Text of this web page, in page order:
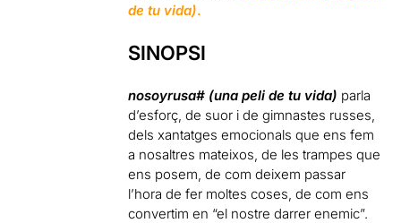
de tu vida).
SINOPSI
nosoyrusa# (una peli de tu vida) parla
d’esforç, de suor i de gimnastes russes,
dels xantatges emocionals que ens fem
a nosaltres mateixos, de les trampes que
ens posem, de com deixem passar
l’hora de fer moltes coses, de com ens
convertim en “el nostre darrer enemic”.